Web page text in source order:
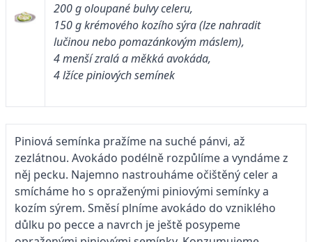
200 g oloupané bulvy celeru,
150 g krémového kozího sýra (lze nahradit
lučinou nebo pomazánkovým máslem),
4 menší zralá a měkká avokáda,
4 lžíce piniových semínek
Piniová semínka pražíme na suché pánvi, až
zezlátnou. Avokádo podélně rozpůlíme a vyndáme z
něj pecku. Najemno nastrouháme očištěný celer a
smícháme ho s opraženými piniovými semínky a
kozím sýrem. Směsí plníme avokádo do vzniklého
důlku po pecce a navrch je ještě posypeme